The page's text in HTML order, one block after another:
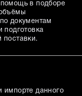
в подборе
документам
подготовка
поставки.
импорте данного